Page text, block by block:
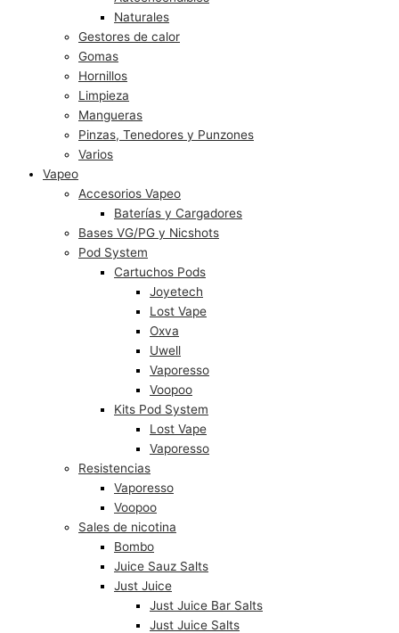
Naturales
Gestores de calor
Gomas
Hornillos
Limpieza
Mangueras
Pinzas, Tenedores y Punzones
Varios
Vapeo
Accesorios Vapeo
Baterías y Cargadores
Bases VG/PG y Nicshots
Pod System
Cartuchos Pods
Joyetech
Lost Vape
Oxva
Uwell
Vaporesso
Voopoo
Kits Pod System
Lost Vape
Vaporesso
Resistencias
Vaporesso
Voopoo
Sales de nicotina
Bombo
Juice Sauz Salts
Just Juice
Just Juice Bar Salts
Just Juice Salts